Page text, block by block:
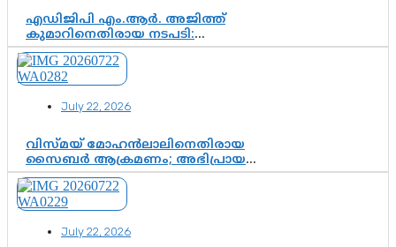
എഡിജിപി എം.ആർ. അജിത്ത്
കുമാറിനെതിരായ നടപടി:
സസ്പെൻഷനിൽ ഒതുങ്ങുമോ,
അതോ കൂടുതൽ കടുത്ത
നടപടികളിലേക്കോ?
July 22, 2026
വിസ്മയ് മോഹൻലാലിനെതിരായ
സൈബർ ആക്രമണം; അഭിപ്രായ
സ്വാതന്ത്ര്യത്തെ നിശ്ശബ്ദമാക്കുന്ന
ഡിജിറ്റൽ ഗുണ്ടായിസത്തിന് അറുതി
വേണം
July 22, 2026